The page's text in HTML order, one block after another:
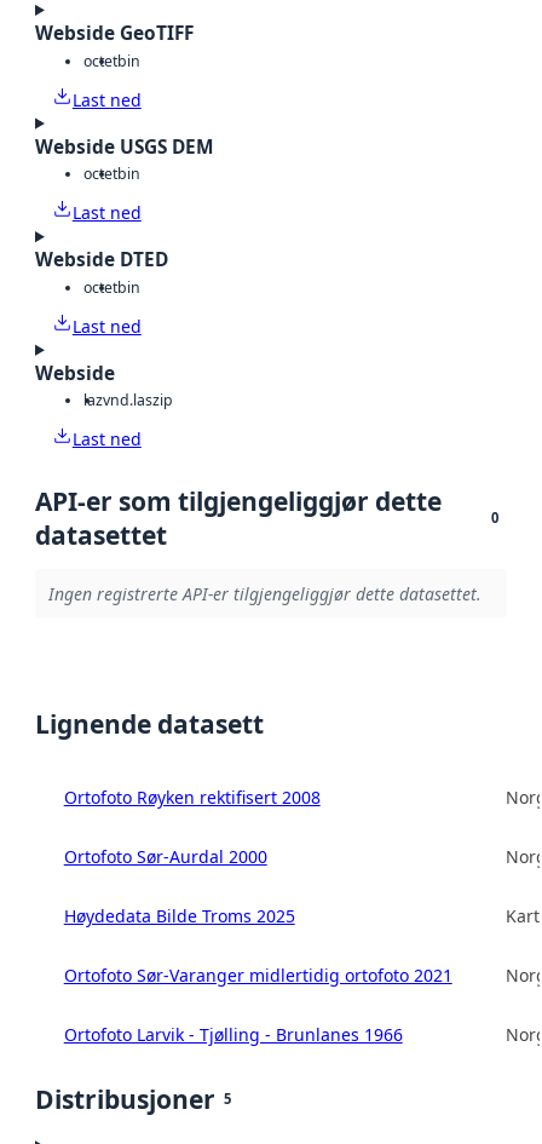
Webside GeoTIFF
octetbin
Last ned
Webside USGS DEM
octetbin
Last ned
Webside DTED
octetbin
Last ned
Webside
lazvnd.laszip
Last ned
API-er som tilgjengeliggjør dette
datasettet
0
Ingen registrerte API-er tilgjengeliggjør dette datasettet.
Lignende datasett
Ortofoto Røyken rektifisert 2008
Ortofoto Sør-Aurdal 2000
Høydedata Bilde Troms 2025
Ortofoto Sør-Varanger midlertidig ortofoto 2021
Ortofoto Larvik - Tjølling - Brunlanes 1966
Distribusjoner 5